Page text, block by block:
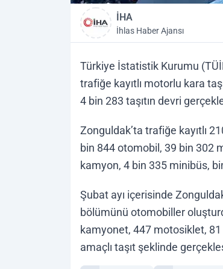
İHA
İhlas Haber Ajansı
Türkiye İstatistik Kurumu
trafiğe kayıtlı motorlu kara
4 bin 283 taşıtın devri
Zonguldak’ta trafiğe kayıtlı
bin 844 otomobil, 39 bin 302
kamyon, 4 bin 335 minibüs,
Şubat ayı içerisinde
bölümünü otomobiller
kamyonet, 447 motosiklet,
amaçlı taşıt şeklinde